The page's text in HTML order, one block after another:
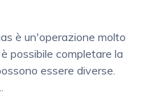
è un'operazione molto
possibile completare la
essere diverse.